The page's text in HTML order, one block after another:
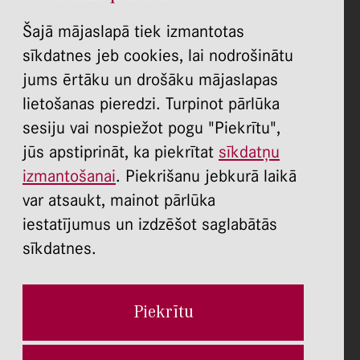
REKVIZĪTI:
Stradiņa universitātes Stomatoloģijas institūts
Dzirciema ielā 20, Rīgā, LV 1007
Reģistrācijas Nr.: 40003579713
PVN Nr.: LV40003579713
konta Nr. LV37UNLA0050000378000,
A/S SEB banka, bankas kods UNLALV2X
konta nr. LV13PARX0004656270001,
A/S Citadele banka, bankas kods PARXLV22
Šajā mājaslapā tiek izmantotas
sīkdatnes jeb cookies, lai nodrošinātu
jums ērtāku un drošāku mājaslapas
lietošanas pieredzi. Turpinot pārlūka
sesiju vai nospiežot pogu "Piekrītu",
jūs apstiprināt, ka piekrītat sīkdatņu
izmantošanai. Piekrišanu jebkurā laikā
var atsaukt, mainot pārlūka
iestatījumus un izdzēšot saglabātās
sīkdatnes.
Piekrītu